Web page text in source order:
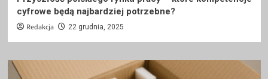
cyfrowe będą najbardziej potrzebne?
Redakcja 22 grudnia, 2025